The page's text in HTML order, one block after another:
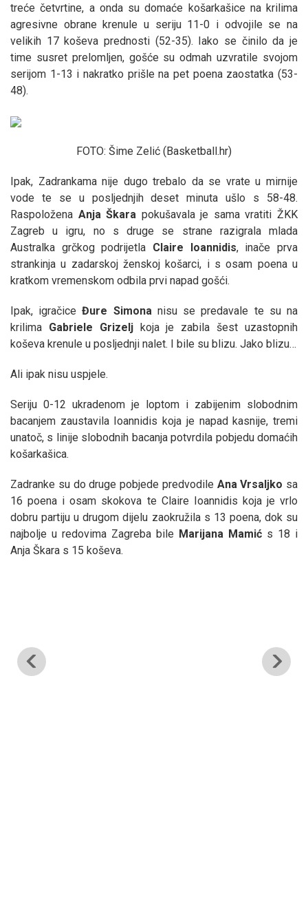
treće četvrtine, a onda su domaće košarkašice na krilima
agresivne obrane krenule u seriju 11-0 i odvojile se na
velikih 17 koševa prednosti (52-35). Iako se činilo da je
time susret prelomljen, gošće su odmah uzvratile svojom
serijom 1-13 i nakratko prišle na pet poena zaostatka (53-
48).
FOTO: Šime Zelić (Basketball.hr)
Ipak, Zadrankama nije dugo trebalo da se vrate u mirnije
vode te se u posljednjih deset minuta ušlo s 58-48.
Raspoložena Anja Škara pokušavala je sama vratiti ŽKK
Zagreb u igru, no s druge se strane razigrala mlada
Australka grčkog podrijetla Claire Ioannidis, inače prva
strankinja u zadarskoj ženskoj košarci, i s osam poena u
kratkom vremenskom odbila prvi napad gošći.
Ipak, igračiceĐure Simonanisu se predavale te su na
krilima Gabriele Grizeljkoja je zabila šest uzastopnih
koševa krenule u posljednji nalet. I bile su blizu. Jako blizu…
Ali ipak nisu uspjele.
Seriju 0-12 ukradenom je loptom i zabijenim slobodnim
bacanjem zaustavila Ioannidis koja je napad kasnije, tremi
unatoč, s linije slobodnih bacanja potvrdila pobjedu domaćih
košarkašica.
Zadranke su do druge pobjede predvodile Ana Vrsaljko sa
16 poena i osam skokova te Claire Ioannidis koja je vrlo
dobru partiju u drugom dijelu zaokružila s 13 poena, dok su
najbolje u redovima Zagreba bile Marijana Mamić s 18 i
Anja Škara s 15 koševa.